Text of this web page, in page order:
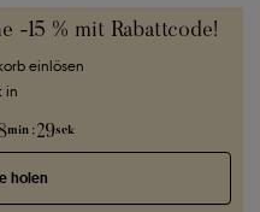
-15 % mit Rabattcode!
einlösen
in
min :28sek
holen